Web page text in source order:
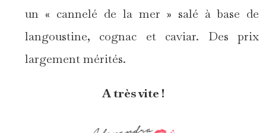
un « cannelé de la mer » salé à base de
langoustine, cognac et caviar. Des prix
largement mérités.
A très vite !